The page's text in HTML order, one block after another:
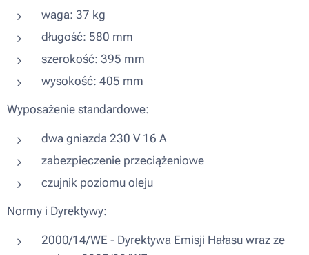
waga: 37 kg
długość: 580 mm
szerokość: 395 mm
wysokość: 405 mm
Wyposażenie standardowe:
dwa gniazda 230 V 16 A
zabezpieczenie przeciążeniowe
czujnik poziomu oleju
Normy i Dyrektywy:
2000/14/WE - Dyrektywa Emisji Hałasu wraz ze